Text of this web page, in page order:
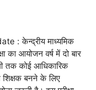
: केन्द्रीय माध्यमिक
का आयोजन वर्ष में दो बार
तक कोई आधिकारिक
शिक्षक बनने के लिए